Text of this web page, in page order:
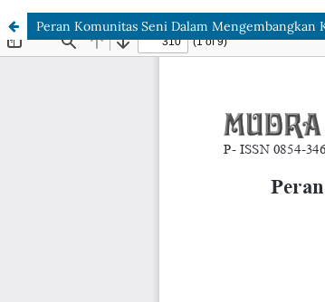
Peran Komunitas Seni Dalam